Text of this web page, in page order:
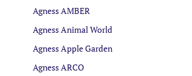
Agness AMBER
Agness Animal World
Agness Apple Garden
Agness ARCO